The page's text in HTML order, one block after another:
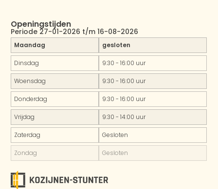
Openingstijden
Periode 27-01-2026 t/m 16-08-2026
Maandag gesloten
Dinsdag 9:30 - 16:00 uur
Woensdag 9:30 - 16:00 uur
Donderdag 9:30 - 16:00 uur
Vrijdag 9:30 - 14:00 uur
Zaterdag Gesloten
Zondag Gesloten